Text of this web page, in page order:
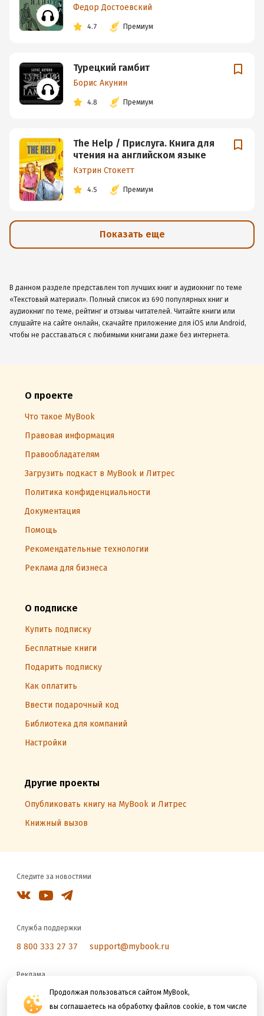
Продолжая пользоваться сайтом MyBook,
вы соглашаетесь на обработку файлов cookie, в том числе
Федор Достоевский
4.7 Премиум
Турецкий гамбит
Борис Акунин
4.8 Премиум
The Help / Прислуга. Книга для
чтения на английском языке
Кэтрин Стокетт
4.5 Премиум
Показать еще
В данном разделе представлен топ лучших книг и аудиокниг по теме
«Текстовый материал». Полный список из 690 популярных книг и
аудиокниг по теме, рейтинг и отзывы читателей. Читайте книги или
слушайте на сайте онлайн, скачайте приложение для iOS или Android,
чтобы не расставаться с любимыми книгами даже без интернета.
О проекте
Что такое MyBook
Правовая информация
Правообладателям
Загрузить подкаст в MyBook и Литрес
Политика конфиденциальности
Документация
Помощь
Рекомендательные технологии
Реклама для бизнеса
О подписке
Купить подписку
Бесплатные книги
Подарить подписку
Как оплатить
Ввести подарочный код
Библиотека для компаний
Настройки
Другие проекты
Опубликовать книгу на MyBook и Литрес
Книжный вызов
Следите за новостями
Служба поддержки
8 800 333 27 37 support@mybook.ru
Реклама
reklama@litres.ru